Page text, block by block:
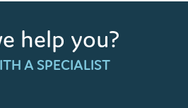
help you?
A SPECIALIST